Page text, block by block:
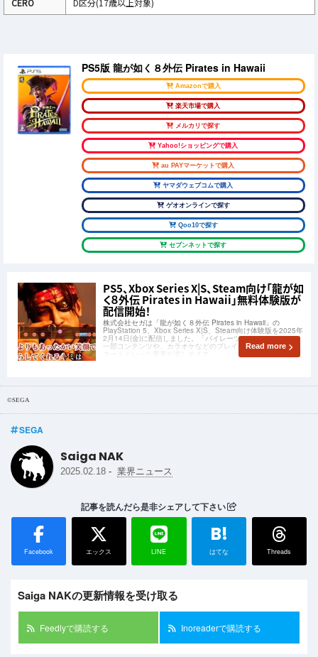
PS5版 龍が如く８外伝 Pirates in Hawaii
Amazonで購入
楽天市場で購入
メルカリで探す
Yahoo!ショッピングで購入
au PAYマーケットで購入
ヤマダウェブコムで購入
ゲオオンラインで探す
Qoo10で探す
セブンネットで探す
PS5、Xbox Series X|S、Steam向け「龍が如
く８外伝 Pirates in Hawaii」無料体験版が
配信開始！
株式会社セガは「龍が如く８外伝 Pirates in Hawaii」の
PlayStation 5、Xbox Series X|S、Steam向け体験版を2025年
2月14日(金)に配信しました。「パイレーツ・コロシアム」の
一部コンテンツや、カラオケなどのプレイスポット、コーディ
Read more
©SEGA
SEGA
Saiga NAK
2025.02.18 - 業界ニュース
記事を読んだら是非シェアして下さい
Facebook エックス LINE
B!
はてな Threads
Saiga NAKの更新情報を受け取る
Feedlyで購読する Inoreaderで購読する